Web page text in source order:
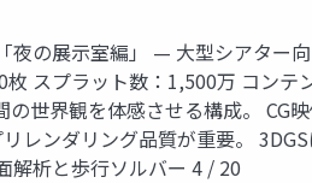
の展示室編」 — 大型シアター
スプラット数：1,500万 コンテ
世界観を体感させる構成。 CG
レンダリング品質が重要。
析と歩行ソルバー 4 / 20